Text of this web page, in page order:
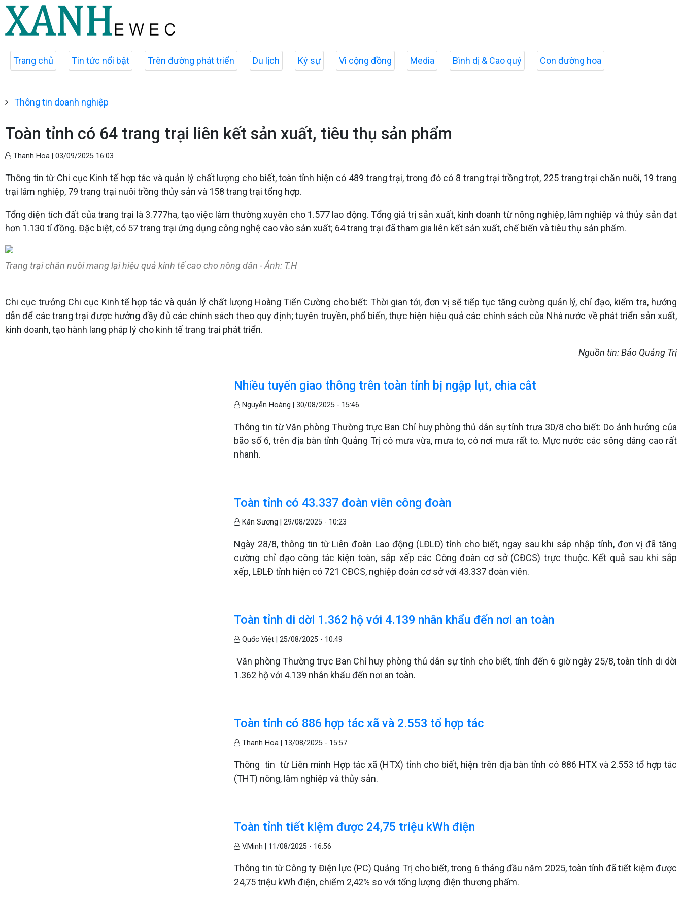
Trang chủ Tin tức nổi bật Trên đường phát triển Du lịch Ký sự Vì cộng đồng Media Bình dị & Cao quý Con đường hoa
Thông tin doanh nghiệp
Toàn tỉnh có 64 trang trại liên kết sản xuất, tiêu thụ sản phẩm
Thanh Hoa | 03/09/2025 16:03
Thông tin từ Chi cục Kinh tế hợp tác và quản lý chất lượng cho biết, toàn tỉnh hiện có 489 trang trại, trong đó có 8 trang trại trồng trọt, 225 trang trại chăn nuôi, 19 trang
trại lâm nghiệp, 79 trang trại nuôi trồng thủy sản và 158 trang trại tổng hợp.
Tổng diện tích đất của trang trại là 3.777ha, tạo việc làm thường xuyên cho 1.577 lao động. Tổng giá trị sản xuất, kinh doanh từ nông nghiệp, lâm nghiệp và thủy sản đạt
hơn 1.130 tỉ đồng. Đặc biệt, có 57 trang trại ứng dụng công nghệ cao vào sản xuất; 64 trang trại đã tham gia liên kết sản xuất, chế biến và tiêu thụ sản phẩm.
Trang trại chăn nuôi mang lại hiệu quả kinh tế cao cho nông dân - Ảnh: T.H
Chi cục trưởng Chi cục Kinh tế hợp tác và quản lý chất lượng Hoàng Tiến Cường cho biết: Thời gian tới, đơn vị sẽ tiếp tục tăng cường quản lý, chỉ đạo, kiểm tra, hướng
dẫn để các trang trại được hưởng đầy đủ các chính sách theo quy định; tuyên truyền, phổ biến, thực hiện hiệu quả các chính sách của Nhà nước về phát triển sản xuất,
kinh doanh, tạo hành lang pháp lý cho kinh tế trang trại phát triển.
Nguồn tin: Báo Quảng Trị
Nhiều tuyến giao thông trên toàn tỉnh bị ngập lụt, chia cắt
Nguyễn Hoàng |30/08/2025 - 15:46
Thông tin từ Văn phòng Thường trực Ban Chỉ huy phòng thủ dân sự tỉnh trưa 30/8 cho biết: Do ảnh hưởng của
bão số 6, trên địa bàn tỉnh Quảng Trị có mưa vừa, mưa to, có nơi mưa rất to. Mực nước các sông dâng cao rất
nhanh.
Toàn tỉnh có 43.337 đoàn viên công đoàn
Kăn Sương |29/08/2025 - 10:23
Ngày 28/8, thông tin từ Liên đoàn Lao động (LĐLĐ) tỉnh cho biết, ngay sau khi sáp nhập tỉnh, đơn vị đã tăng
cường chỉ đạo công tác kiện toàn, sắp xếp các Công đoàn cơ sở (CĐCS) trực thuộc. Kết quả sau khi sắp
xếp, LĐLĐ tỉnh hiện có 721 CĐCS, nghiệp đoàn cơ sở với 43.337 đoàn viên.
Toàn tỉnh di dời 1.362 hộ với 4.139 nhân khẩu đến nơi an toàn
Quốc Việt |25/08/2025 - 10:49
Văn phòng Thường trực Ban Chỉ huy phòng thủ dân sự tỉnh cho biết, tính đến 6 giờ ngày 25/8, toàn tỉnh di dời
1.362 hộ với 4.139 nhân khẩu đến nơi an toàn.
Toàn tỉnh có 886 hợp tác xã và 2.553 tổ hợp tác
Thanh Hoa | 13/08/2025 - 15:57
Thông tin từ Liên minh Hợp tác xã (HTX) tỉnh cho biết, hiện trên địa bàn tỉnh có 886 HTX và 2.553 tổ hợp tác
(THT) nông, lâm nghiệp và thủy sản.
Toàn tỉnh tiết kiệm được 24,75 triệu kWh điện
V.Minh | 11/08/2025 - 16:56
Thông tin từ Công ty Điện lực (PC) Quảng Trị cho biết, trong 6 tháng đầu năm 2025, toàn tỉnh đã tiết kiệm được
24,75 triệu kWh điện, chiếm 2,42% so với tổng lượng điện thương phẩm.